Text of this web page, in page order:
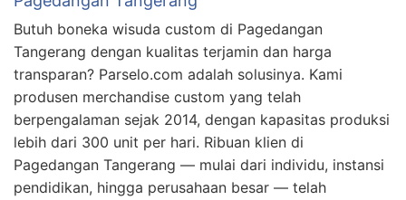
Butuh boneka wisuda custom di Pagedangan
Tangerang dengan kualitas terjamin dan harga
transparan? Parselo.com adalah solusinya. Kami
produsen merchandise custom yang telah
berpengalaman sejak 2014, dengan kapasitas produksi
lebih dari 300 unit per hari. Ribuan klien di
Pagedangan Tangerang — mulai dari individu, instansi
pendidikan, hingga perusahaan besar — telah